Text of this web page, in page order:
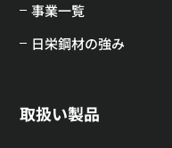
事業一覧
日栄鋼材の強み
取扱い製品